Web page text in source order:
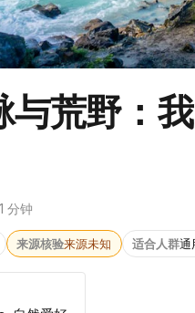
与荒野：
分钟
来源核验来源未知 适合人群通